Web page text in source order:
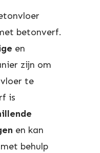
betonverf.
en
zijn om
te
is
en kan
behulp